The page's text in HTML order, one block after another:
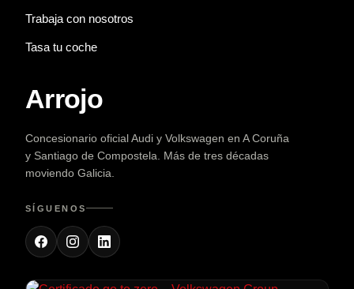
Trabaja con nosotros
Tasa tu coche
Arrojo
Concesionario oficial Audi y Volkswagen en A Coruña
y Santiago de Compostela. Más de tres décadas
moviendo Galicia.
SÍGUENOS